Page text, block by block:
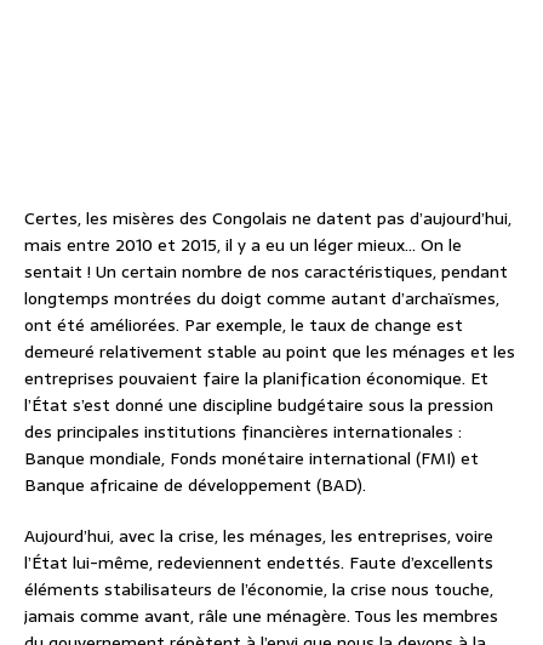
Certes, les misères des Congolais ne datent pas d’aujourd’hui,
mais entre 2010 et 2015, il y a eu un léger mieux… On le
sentait ! Un certain nombre de nos caractéristiques, pendant
longtemps montrées du doigt comme autant d’archaïsmes,
ont été améliorées. Par exemple, le taux de change est
demeuré relativement stable au point que les ménages et les
entreprises pouvaient faire la planification économique. Et
l’État s’est donné une discipline budgétaire sous la pression
des principales institutions financières internationales :
Banque mondiale, Fonds monétaire international (FMI) et
Banque africaine de développement (BAD).
Aujourd’hui, avec la crise, les ménages, les entreprises, voire
l’État lui-même, redeviennent endettés. Faute d’excellents
éléments stabilisateurs de l’économie, la crise nous touche,
jamais comme avant, râle une ménagère. Tous les membres